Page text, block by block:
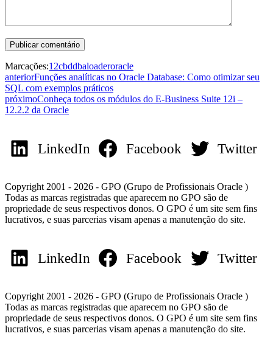
Marcações:12cbddbaloaderoracle
anteriorFunções analíticas no Oracle Database: Como otimizar seu
SQL com exemplos práticos
próximoConheça todos os módulos do E-Business Suite 12i –
12.2.2 da Oracle
LinkedIn Facebook Twitter
Copyright 2001 - 2026 - GPO (Grupo de Profissionais Oracle )
Todas as marcas registradas que aparecem no GPO são de
propriedade de seus respectivos donos. O GPO é um site sem fins
lucrativos, e suas parcerias visam apenas a manutenção do site.
LinkedIn Facebook Twitter
Copyright 2001 - 2026 - GPO (Grupo de Profissionais Oracle )
Todas as marcas registradas que aparecem no GPO são de
propriedade de seus respectivos donos. O GPO é um site sem fins
lucrativos, e suas parcerias visam apenas a manutenção do site.